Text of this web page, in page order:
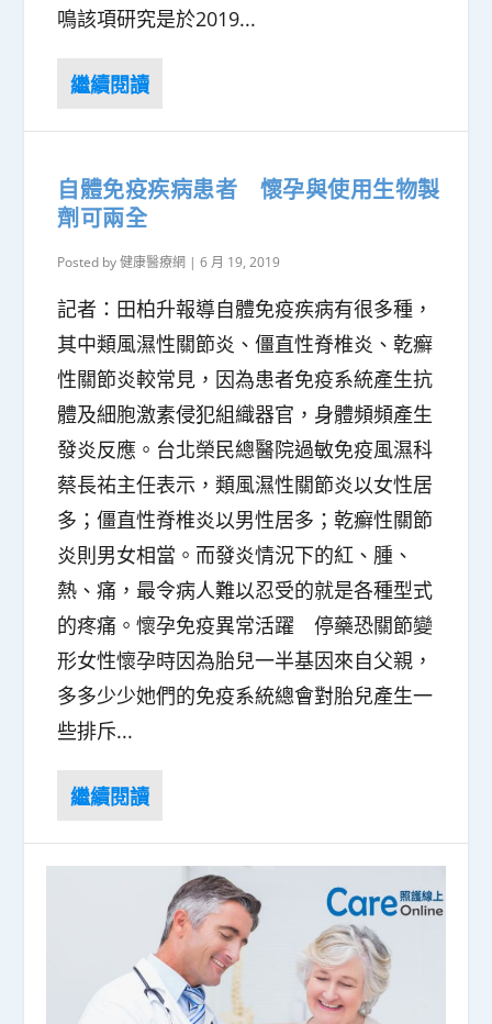
鳴該項研究是於2019...
自體免疫疾病患者 懷孕與使用生物製
劑可兩全
Posted by健康醫療網 |6 月 19, 2019
記者：田柏升報導自體免疫疾病有很多種，
其中類風濕性關節炎、僵直性脊椎炎、乾癬
性關節炎較常見，因為患者免疫系統產生抗
體及細胞激素侵犯組織器官，身體頻頻產生
發炎反應。台北榮民總醫院過敏免疫風濕科
蔡長祐主任表示，類風濕性關節炎以女性居
多；僵直性脊椎炎以男性居多；乾癬性關節
炎則男女相當。而發炎情況下的紅、腫、
熱、痛，最令病人難以忍受的就是各種型式
的疼痛。懷孕免疫異常活躍 停藥恐關節變
形女性懷孕時因為胎兒一半基因來自父親，
多多少少她們的免疫系統總會對胎兒產生一
些排斥...